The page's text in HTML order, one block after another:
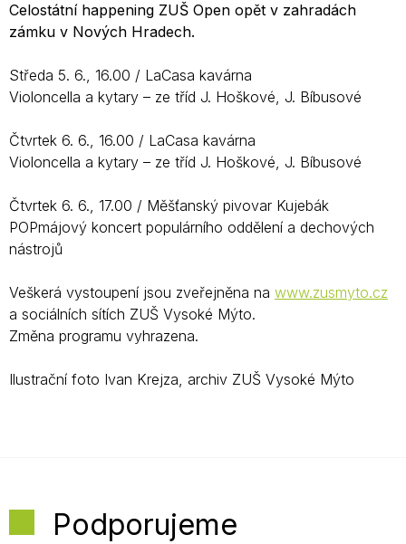
Celostátní happening ZUŠ Open opět v zahradách
zámku v Nových Hradech.
Středa 5. 6., 16.00 / LaCasa kavárna
Violoncella a kytary – ze tříd J. Hoškové, J. Bíbusové
Čtvrtek 6. 6., 16.00 / LaCasa kavárna
Violoncella a kytary – ze tříd J. Hoškové, J. Bíbusové
Čtvrtek 6. 6., 17.00 / Měšťanský pivovar Kujebák
POPmájový koncert populárního oddělení a dechových
nástrojů
Veškerá vystoupení jsou zveřejněna na www.zusmyto.cz
a sociálních sítích ZUŠ Vysoké Mýto.
Změna programu vyhrazena.
Ilustrační foto Ivan Krejza, archiv ZUŠ Vysoké Mýto
Podporujeme